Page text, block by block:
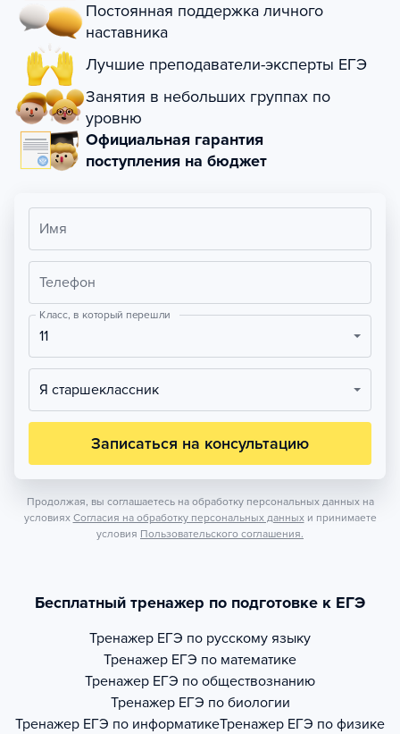
Постоянная поддержка личного
наставника
Лучшие преподаватели-эксперты ЕГЭ
Занятия в небольших группах по
уровню
Официальная гарантия
поступления на бюджет
Имя
Телефон
Класс, в который перешли
11
Я старшеклассник
Записаться на консультацию
Продолжая, вы соглашаетесь на обработку персональных данных на
условиях Согласия на обработку персональных данных и принимаете
условия Пользовательского соглашения.
Бесплатный тренажер по подготовке к ЕГЭ
Тренажер ЕГЭ по русскому языку
Тренажер ЕГЭ по математике
Тренажер ЕГЭ по обществознанию
Тренажер ЕГЭ по биологии
Тренажер ЕГЭ по информатикеТренажер ЕГЭ по физике